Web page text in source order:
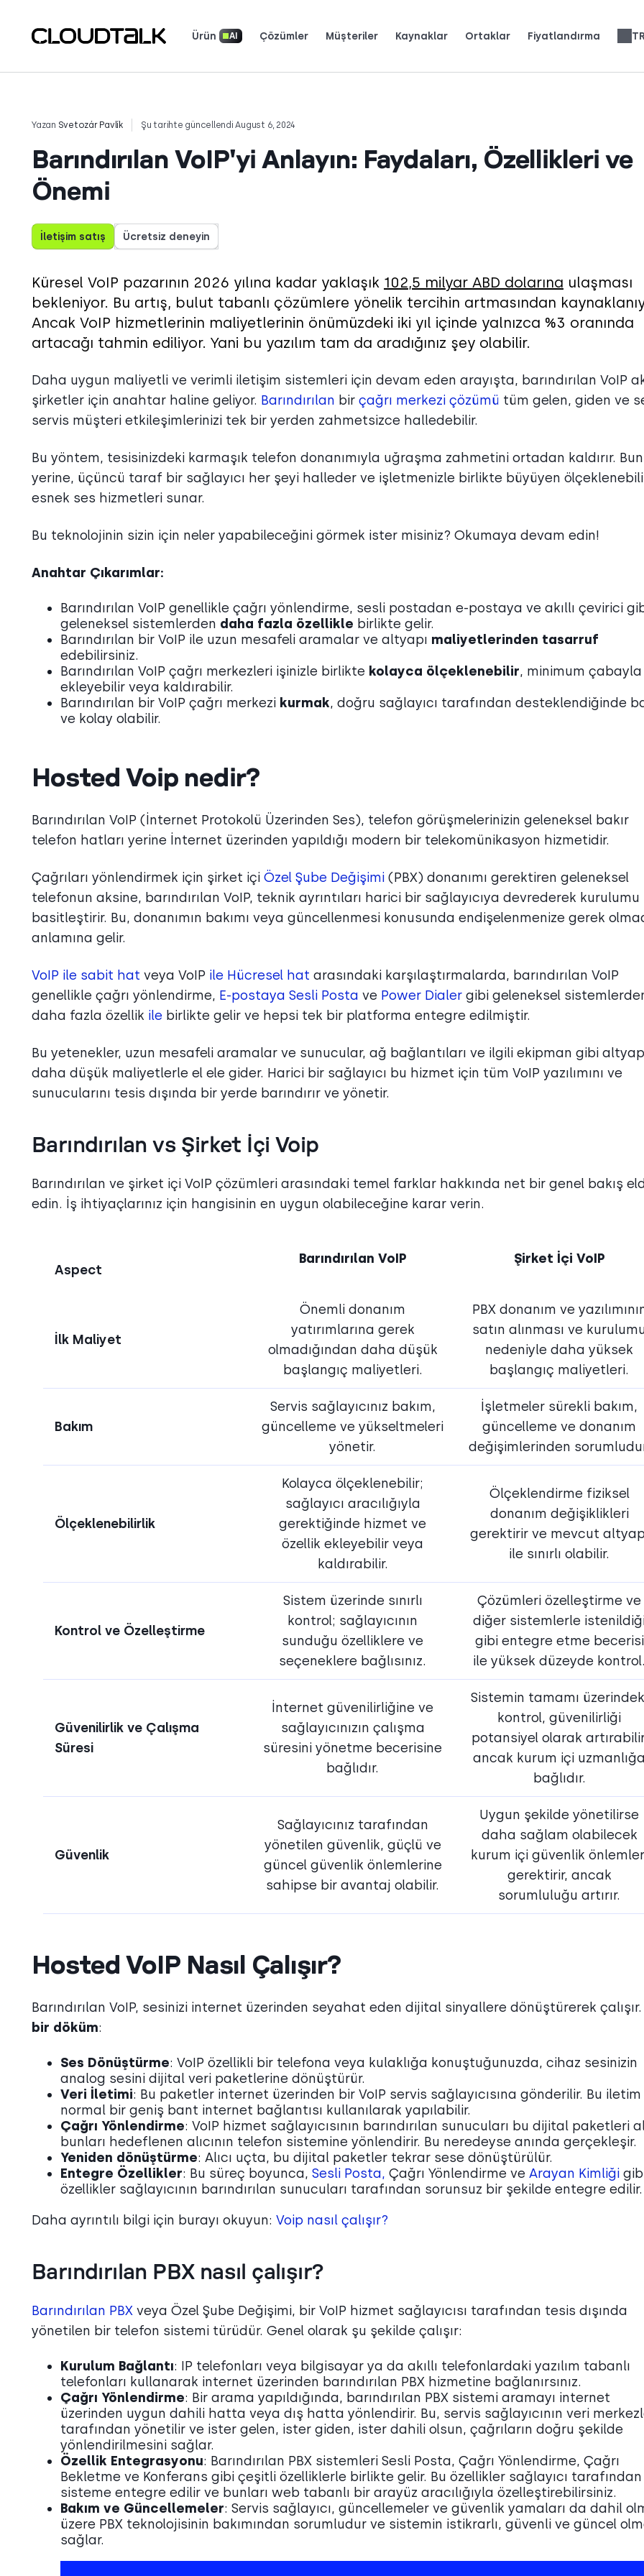
Ürün AI Çözümler Müşteriler Kaynaklar Ortaklar Fiyatlandırma TR
Yazan Svetozár Pavlík Şu tarihte güncellendi August 6, 2024
Barındırılan VoIP'yi Anlayın: Faydaları, Özellikleri ve
Önemi
İletişim satış Ücretsiz deneyin
Küresel VoIP pazarının 2026 yılına kadar yaklaşık 102,5 milyar ABD dolarına ulaşması
bekleniyor. Bu artış, bulut tabanlı çözümlere yönelik tercihin artmasından
Ancak VoIP hizmetlerinin maliyetlerinin önümüzdeki iki yıl içinde yalnızca %3 oranında
artacağı tahmin ediliyor. Yani bu yazılım tam da aradığınız şey olabilir.
Daha uygun maliyetli ve verimli iletişim sistemleri için devam eden arayışta, barındırılan VoIP
şirketler için anahtar haline geliyor. Barındırılan bir çağrı merkezi çözümü tüm gelen, giden ve
servis müşteri etkileşimlerinizi tek bir yerden zahmetsizce halledebilir.
Bu yöntem, tesisinizdeki karmaşık telefon donanımıyla uğraşma zahmetini ortadan kaldırır.
yerine, üçüncü taraf bir sağlayıcı her şeyi halleder ve işletmenizle birlikte büyüyen
esnek ses hizmetleri sunar.
Bu teknolojinin sizin için neler yapabileceğini görmek ister misiniz? Okumaya devam edin!
Anahtar Çıkarımlar:
Barındırılan VoIP genellikle çağrı yönlendirme, sesli postadan e-postaya ve akıllı çevirici
geleneksel sistemlerden daha fazla özellikle birlikte gelir.
Barındırılan bir VoIP ile uzun mesafeli aramalar ve altyapı maliyetlerinden tasarruf
edebilirsiniz.
Barındırılan VoIP çağrı merkezleri işinizle birlikte kolayca ölçeklenebilir, minimum
ekleyebilir veya kaldırabilir.
Barındırılan bir VoIP çağrı merkezi kurmak, doğru sağlayıcı tarafından desteklendiğinde
ve kolay olabilir.
Hosted Voip nedir?
Barındırılan VoIP (İnternet Protokolü Üzerinden Ses), telefon görüşmelerinizin geleneksel bakır
telefon hatları yerine İnternet üzerinden yapıldığı modern bir telekomünikasyon hizmetidir.
Çağrıları yönlendirmek için şirket içi Özel Şube Değişimi (PBX) donanımı gerektiren geleneksel
telefonun aksine, barındırılan VoIP, teknik ayrıntıları harici bir sağlayıcıya devrederek kurulumu
basitleştirir. Bu, donanımın bakımı veya güncellenmesi konusunda endişelenmenize gerek
anlamına gelir.
VoIP ile sabit hat veya VoIP ile Hücresel hat arasındaki karşılaştırmalarda, barındırılan VoIP
genellikle çağrı yönlendirme, E-postaya Sesli Posta ve Power Dialer gibi geleneksel
daha fazla özellik ile birlikte gelir ve hepsi tek bir platforma entegre edilmiştir.
Bu yetenekler, uzun mesafeli aramalar ve sunucular, ağ bağlantıları ve ilgili ekipman gibi
daha düşük maliyetlerle el ele gider. Harici bir sağlayıcı bu hizmet için tüm VoIP yazılımını ve
sunucularını tesis dışında bir yerde barındırır ve yönetir.
Barındırılan vs Şirket İçi Voip
Barındırılan ve şirket içi VoIP çözümleri arasındaki temel farklar hakkında net bir genel bakış
edin. İş ihtiyaçlarınız için hangisinin en uygun olabileceğine karar verin.
Aspect
Barındırılan VoIP Şirket İçi VoIP
İlk Maliyet
Önemli donanım
yatırımlarına gerek
olmadığından daha düşük
başlangıç maliyetleri.
PBX donanım ve
satın alınması ve
nedeniyle daha yüksek
başlangıç maliyetleri.
Bakım
Servis sağlayıcınız bakım,
güncelleme ve yükseltmeleri
yönetir.
İşletmeler sürekli bakım,
güncelleme ve donanım
değişimlerinden
Ölçeklenebilirlik
Kolayca ölçeklenebilir;
sağlayıcı aracılığıyla
gerektiğinde hizmet ve
özellik ekleyebilir veya
kaldırabilir.
Ölçeklendirme fiziksel
donanım değişiklikleri
gerektirir ve mevcut
ile sınırlı olabilir.
Kontrol ve Özelleştirme
Sistem üzerinde sınırlı
kontrol; sağlayıcının
sunduğu özelliklere ve
seçeneklere bağlısınız.
Çözümleri özelleştirme ve
diğer sistemlerle
gibi entegre etme becerisi
ile yüksek düzeyde kontrol.
Güvenilirlik ve Çalışma
Süresi
İnternet güvenilirliğine ve
sağlayıcınızın çalışma
süresini yönetme becerisine
bağlıdır.
Sistemin tamamı
kontrol, güvenilirliği
potansiyel olarak
ancak kurum içi uzmanlığa
bağlıdır.
Güvenlik
Sağlayıcınız tarafından
yönetilen güvenlik, güçlü ve
güncel güvenlik önlemlerine
sahipse bir avantaj olabilir.
Uygun şekilde yönetilirse
daha sağlam olabilecek
kurum içi güvenlik
gerektirir, ancak
sorumluluğu artırır.
Hosted VoIP Nasıl Çalışır?
Barındırılan VoIP, sesinizi internet üzerinden seyahat eden dijital sinyallere dönüştürerek çalışır.
bir döküm:
Ses Dönüştürme: VoIP özellikli bir telefona veya kulaklığa konuştuğunuzda, cihaz sesinizin
analog sesini dijital veri paketlerine dönüştürür.
Veri İletimi: Bu paketler internet üzerinden bir VoIP servis sağlayıcısına gönderilir. Bu iletim
normal bir geniş bant internet bağlantısı kullanılarak yapılabilir.
Çağrı Yönlendirme: VoIP hizmet sağlayıcısının barındırılan sunucuları bu dijital paketleri
bunları hedeflenen alıcının telefon sistemine yönlendirir. Bu neredeyse anında gerçekleşir.
Yeniden dönüştürme: Alıcı uçta, bu dijital paketler tekrar sese dönüştürülür.
Entegre Özellikler: Bu süreç boyunca, Sesli Posta, Çağrı Yönlendirme ve Arayan Kimliği
özellikler sağlayıcının barındırılan sunucuları tarafından sorunsuz bir şekilde entegre edilir.
Daha ayrıntılı bilgi için burayı okuyun: Voip nasıl çalışır?
Barındırılan PBX nasıl çalışır?
Barındırılan PBX veya Özel Şube Değişimi, bir VoIP hizmet sağlayıcısı tarafından tesis dışında
yönetilen bir telefon sistemi türüdür. Genel olarak şu şekilde çalışır:
Kurulum Bağlantı: IP telefonları veya bilgisayar ya da akıllı telefonlardaki yazılım tabanlı
telefonları kullanarak internet üzerinden barındırılan PBX hizmetine bağlanırsınız.
Çağrı Yönlendirme: Bir arama yapıldığında, barındırılan PBX sistemi aramayı internet
üzerinden uygun dahili hatta veya dış hatta yönlendirir. Bu, servis sağlayıcının veri
tarafından yönetilir ve ister gelen, ister giden, ister dahili olsun, çağrıların doğru şekilde
yönlendirilmesini sağlar.
Özellik Entegrasyonu: Barındırılan PBX sistemleri Sesli Posta, Çağrı Yönlendirme, Çağrı
Bekletme ve Konferans gibi çeşitli özelliklerle birlikte gelir. Bu özellikler sağlayıcı tarafından
sisteme entegre edilir ve bunları web tabanlı bir arayüz aracılığıyla özelleştirebilirsiniz.
Bakım ve Güncellemeler: Servis sağlayıcı, güncellemeler ve güvenlik yamaları da dahil
üzere PBX teknolojisinin bakımından sorumludur ve sistemin istikrarlı, güvenli ve güncel
sağlar.